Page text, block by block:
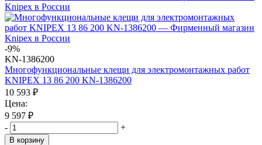
-9%
KN-1386200
Многофункциональные клещи для электромонтажных работ
KNIPEX 13 86 200 KN-1386200
10 593 ₽
Цена:
9 597 ₽
-
+
В корзину